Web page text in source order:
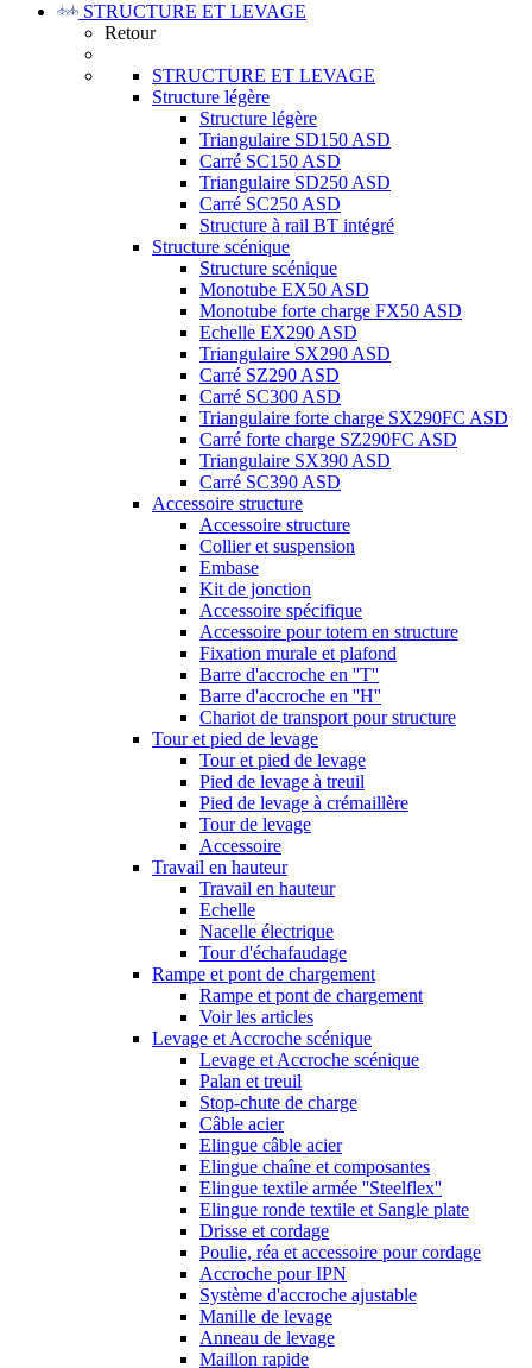
STRUCTURE ET LEVAGE
Retour
STRUCTURE ET LEVAGE
Structure légère
Structure légère
Triangulaire SD150 ASD
Carré SC150 ASD
Triangulaire SD250 ASD
Carré SC250 ASD
Structure à rail BT intégré
Structure scénique
Structure scénique
Monotube EX50 ASD
Monotube forte charge FX50 ASD
Echelle EX290 ASD
Triangulaire SX290 ASD
Carré SZ290 ASD
Carré SC300 ASD
Triangulaire forte charge SX290FC ASD
Carré forte charge SZ290FC ASD
Triangulaire SX390 ASD
Carré SC390 ASD
Accessoire structure
Accessoire structure
Collier et suspension
Embase
Kit de jonction
Accessoire spécifique
Accessoire pour totem en structure
Fixation murale et plafond
Barre d'accroche en ''T''
Barre d'accroche en ''H''
Chariot de transport pour structure
Tour et pied de levage
Tour et pied de levage
Pied de levage à treuil
Pied de levage à crémaillère
Tour de levage
Accessoire
Travail en hauteur
Travail en hauteur
Echelle
Nacelle électrique
Tour d'échafaudage
Rampe et pont de chargement
Rampe et pont de chargement
Voir les articles
Levage et Accroche scénique
Levage et Accroche scénique
Palan et treuil
Stop-chute de charge
Câble acier
Elingue câble acier
Elingue chaîne et composantes
Elingue textile armée ''Steelflex''
Elingue ronde textile et Sangle plate
Drisse et cordage
Poulie, réa et accessoire pour cordage
Accroche pour IPN
Système d'accroche ajustable
Manille de levage
Anneau de levage
Maillon rapide